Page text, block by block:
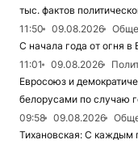
тыс. фактов
11:50
09.08.2026
С начала года от огня
11:01
09.08.2026
Евросоюз и
белорусами по случаю
09:58
09.08.2026
Тихановская: С каждым